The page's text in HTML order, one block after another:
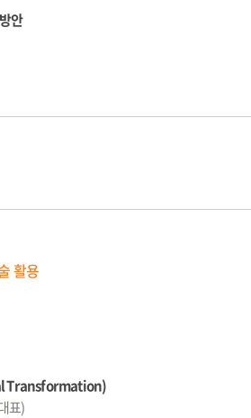
안
활용
Transformation)
표)